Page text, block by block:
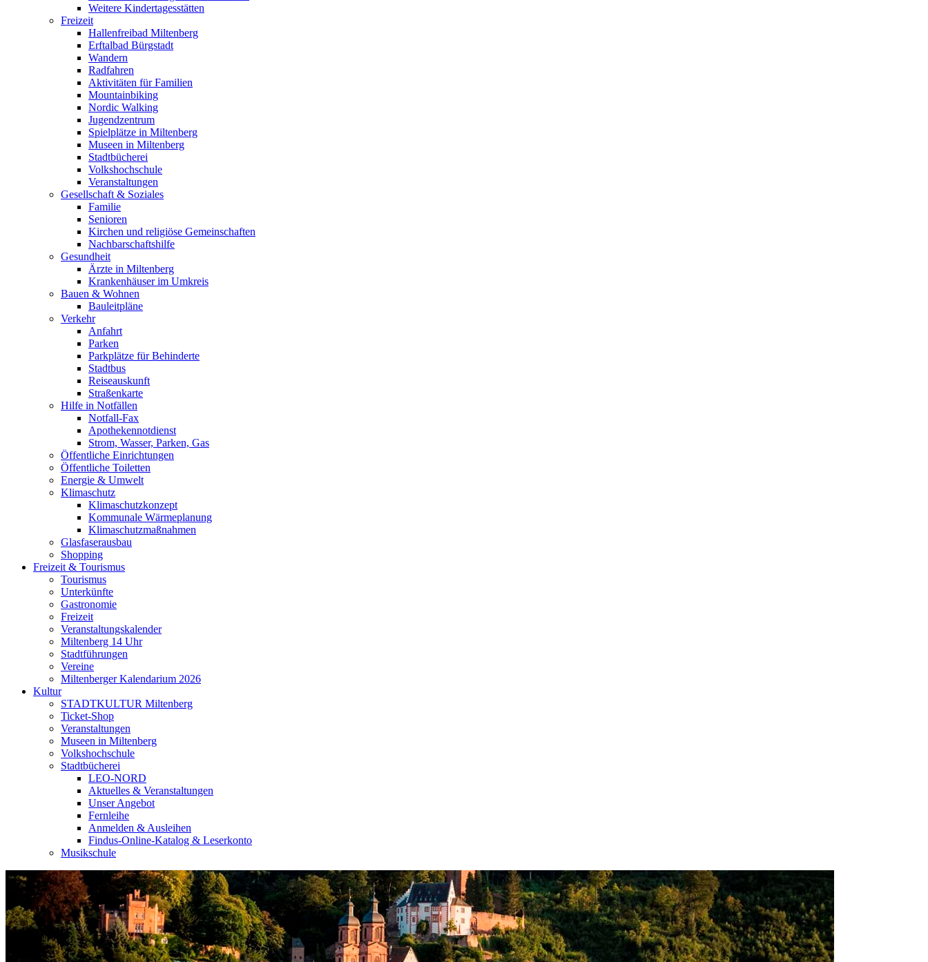
Weitere Kindertagesstätten
Freizeit
Hallenfreibad Miltenberg
Erftalbad Bürgstadt
Wandern
Radfahren
Aktivitäten für Familien
Mountainbiking
Nordic Walking
Jugendzentrum
Spielplätze in Miltenberg
Museen in Miltenberg
Stadtbücherei
Volkshochschule
Veranstaltungen
Gesellschaft & Soziales
Familie
Senioren
Kirchen und religiöse Gemeinschaften
Nachbarschaftshilfe
Gesundheit
Ärzte in Miltenberg
Krankenhäuser im Umkreis
Bauen & Wohnen
Bauleitpläne
Verkehr
Anfahrt
Parken
Parkplätze für Behinderte
Stadtbus
Reiseauskunft
Straßenkarte
Hilfe in Notfällen
Notfall-Fax
Apothekennotdienst
Strom, Wasser, Parken, Gas
Öffentliche Einrichtungen
Öffentliche Toiletten
Energie & Umwelt
Klimaschutz
Klimaschutzkonzept
Kommunale Wärmeplanung
Klimaschutzmaßnahmen
Glasfaserausbau
Shopping
Freizeit & Tourismus
Tourismus
Unterkünfte
Gastronomie
Freizeit
Veranstaltungskalender
Miltenberg 14 Uhr
Stadtführungen
Vereine
Miltenberger Kalendarium 2026
Kultur
STADTKULTUR Miltenberg
Ticket-Shop
Veranstaltungen
Museen in Miltenberg
Volkshochschule
Stadtbücherei
LEO-NORD
Aktuelles & Veranstaltungen
Unser Angebot
Fernleihe
Anmelden & Ausleihen
Findus-Online-Katalog & Leserkonto
Musikschule